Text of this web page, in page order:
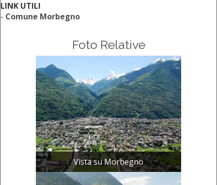
LINK UTILI
- Comune Morbegno
Foto Relative
Vista su Morbegno